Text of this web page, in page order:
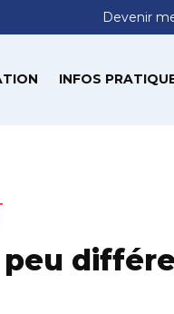
Devenir
INFOS
peu